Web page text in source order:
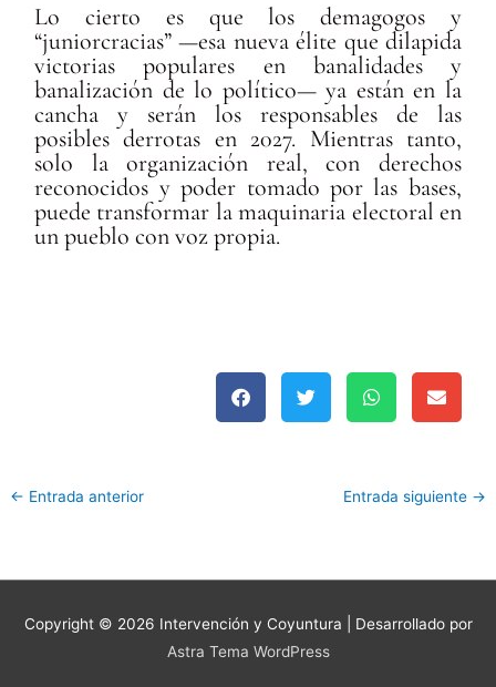
Lo cierto es que los demagogos y
“juniorcracias” —esa nueva élite que dilapida
victorias populares en banalidades y
banalización de lo político— ya están en la
cancha y serán los responsables de las
posibles derrotas en 2027. Mientras tanto,
solo la organización real, con derechos
reconocidos y poder tomado por las bases,
puede transformar la maquinaria electoral en
un pueblo con voz propia.
← Entrada anterior Entrada siguiente →
Copyright © 2026 Intervención y Coyuntura | Desarrollado por
Astra Tema WordPress